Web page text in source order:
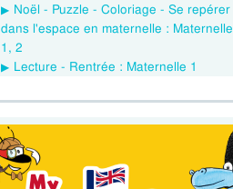
Noël - Puzzle - Coloriage - Se repérer
dans l'espace en maternelle : Maternelle
1, 2
Lecture - Rentrée : Maternelle 1